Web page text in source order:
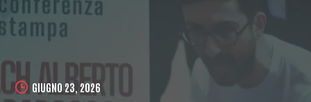
GIUGNO 23, 2026